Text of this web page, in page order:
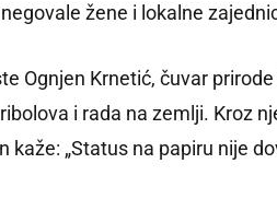
žene i lokalne
Ognjen Krnetić, čuvar
i rada na zemlji. Kroz
„Status na papiru nije